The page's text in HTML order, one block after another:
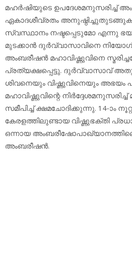
മഹര്‍ഷിയുടെ ഉപദേശമനുസരിച്ച്
ഏകാദശീവ്രതം
സ്വസ്ഥാനം നഷ്ടപ്പെടുമോ എന്നു
മുടക്കാന്‍ ദുര്‍വ്വാസാവിനെ
അംബരീഷന്‍ മഹാവിഷ്ണുവിനെ
പ്രത്യക്ഷപ്പെട്ടു. ദുര്‍വ്വാസാവ്
ശിവനെയും വിഷ്ണുവിനെയും അഭയം
മഹാവിഷ്ണുവിന്റെ
സമീപിച്ച് ക്ഷമചോദിക്കുന്നു. 14-ാം
കേരളത്തിലുണ്ടായ വിഷ്ണുഭക്തി
ഒന്നായ
അംബരീഷന്‍.